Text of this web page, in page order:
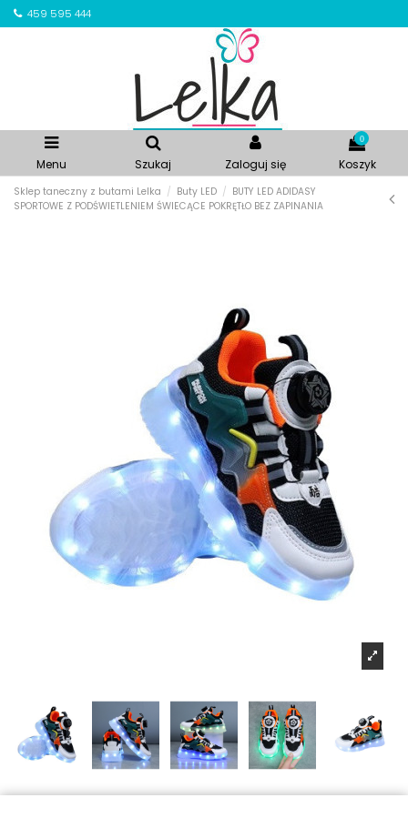
459 595 444
Menu Szukaj Zaloguj się
0
Koszyk
Sklep taneczny z butami Lelka Buty LED
BUTY LED ADIDASY
SPORTOWE Z PODŚWIETLENIEM ŚWIECĄCE POKRĘTŁO BEZ ZAPINANIA